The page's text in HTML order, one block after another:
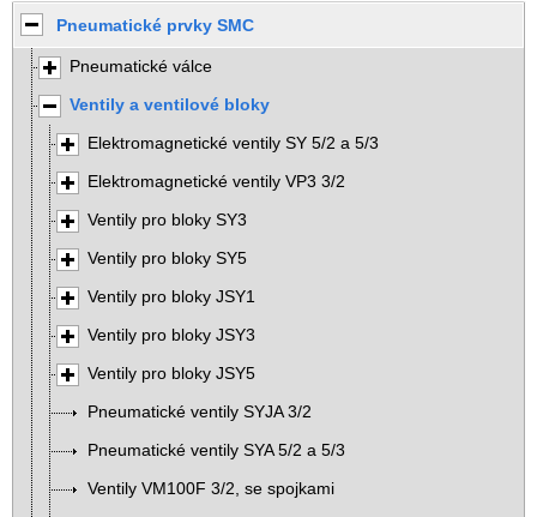
Pneumatické prvky SMC
Pneumatické válce
Ventily a ventilové bloky
Elektromagnetické ventily SY 5/2 a 5/3
Elektromagnetické ventily VP3 3/2
Ventily pro bloky SY3
Ventily pro bloky SY5
Ventily pro bloky JSY1
Ventily pro bloky JSY3
Ventily pro bloky JSY5
Pneumatické ventily SYJA 3/2
Pneumatické ventily SYA 5/2 a 5/3
Ventily VM100F 3/2, se spojkami